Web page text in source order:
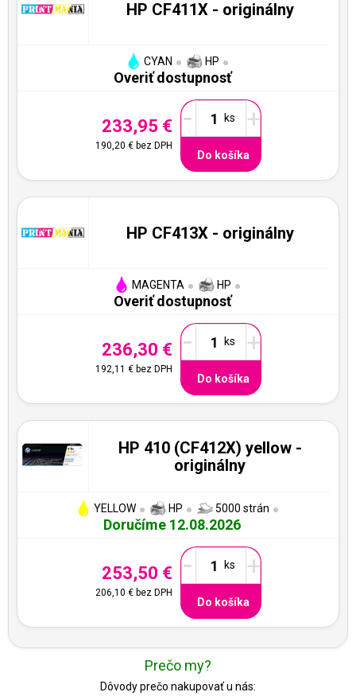
HP CF411X - originálny
CYAN HP
Overiť dostupnosť
233,95 €
190,20 €bez DPH
- +
Do košíka
HP CF413X - originálny
MAGENTA HP
Overiť dostupnosť
236,30 €
192,11 €bez DPH
- +
Do košíka
HP 410 (CF412X) yellow -
originálny
YELLOW HP 5000 strán
Doručíme 12.08.2026
253,50 €
206,10 €bez DPH
- +
Do košíka
Prečo my?
Dôvody prečo nakupovať u nás: